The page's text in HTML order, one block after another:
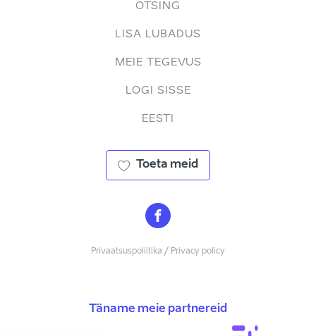
OTSING
LISA LUBADUS
MEIE TEGEVUS
LOGI SISSE
EESTI
Toeta meid
Privaatsuspoliitika / Privacy policy
Täname meie partnereid